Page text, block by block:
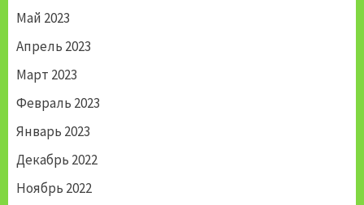
Май 2023
Апрель 2023
Март 2023
Февраль 2023
Январь 2023
Декабрь 2022
Ноябрь 2022